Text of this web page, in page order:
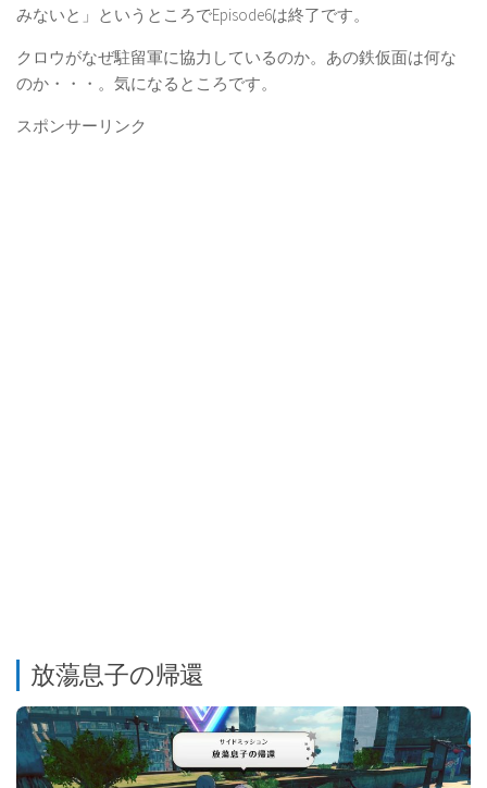
みないと」というところでEpisode6は終了です。
クロウがなぜ駐留軍に協力しているのか。あの鉄仮面は何な
のか・・・。気になるところです。
スポンサーリンク
放蕩息子の帰還